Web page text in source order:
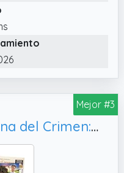
miles de
realista:
pistas,
celebración
misteriosa.
todos los
Mejor #3
Hidden Games Escena del Crimen: Una Solución Venenosa, español